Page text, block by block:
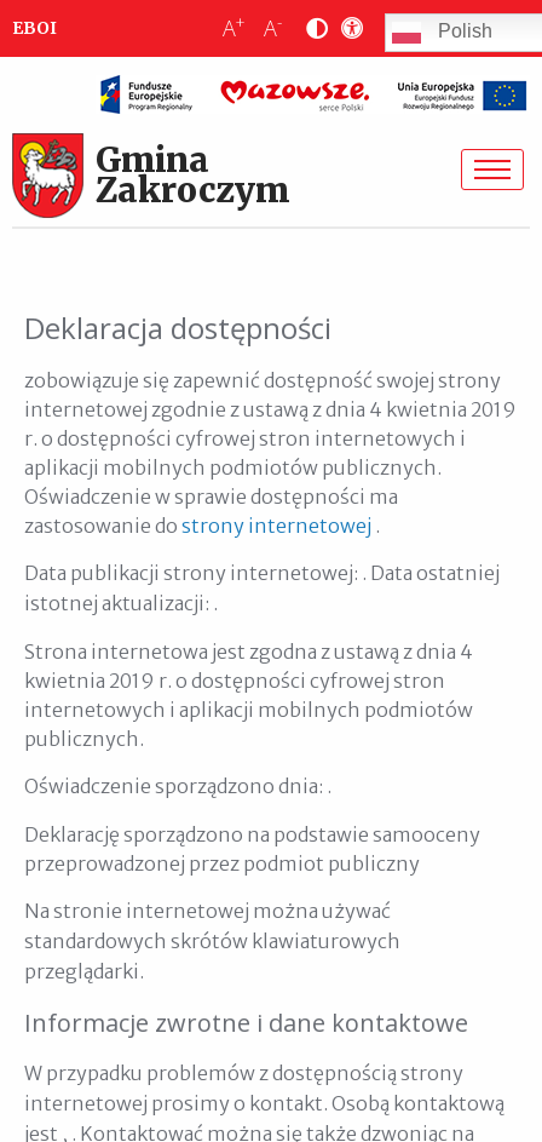
EBOI A+ A- Polish
Gmina
Zakroczym
Deklaracja dostępności
zobowiązuje się zapewnić dostępność swojej strony
internetowej zgodnie z ustawą z dnia 4 kwietnia 2019
r. o dostępności cyfrowej stron internetowych i
aplikacji mobilnych podmiotów publicznych.
Oświadczenie w sprawie dostępności ma
zastosowanie do strony internetowej .
Data publikacji strony internetowej: . Data ostatniej
istotnej aktualizacji: .
Strona internetowa jest zgodna z ustawą z dnia 4
kwietnia 2019 r. o dostępności cyfrowej stron
internetowych i aplikacji mobilnych podmiotów
publicznych.
Oświadczenie sporządzono dnia: .
Deklarację sporządzono na podstawie samooceny
przeprowadzonej przez podmiot publiczny
Na stronie internetowej można używać
standardowych skrótów klawiaturowych
przeglądarki.
Informacje zwrotne i dane kontaktowe
W przypadku problemów z dostępnością strony
internetowej prosimy o kontakt. Osobą kontaktową
jest , . Kontaktować można się także dzwoniąc na